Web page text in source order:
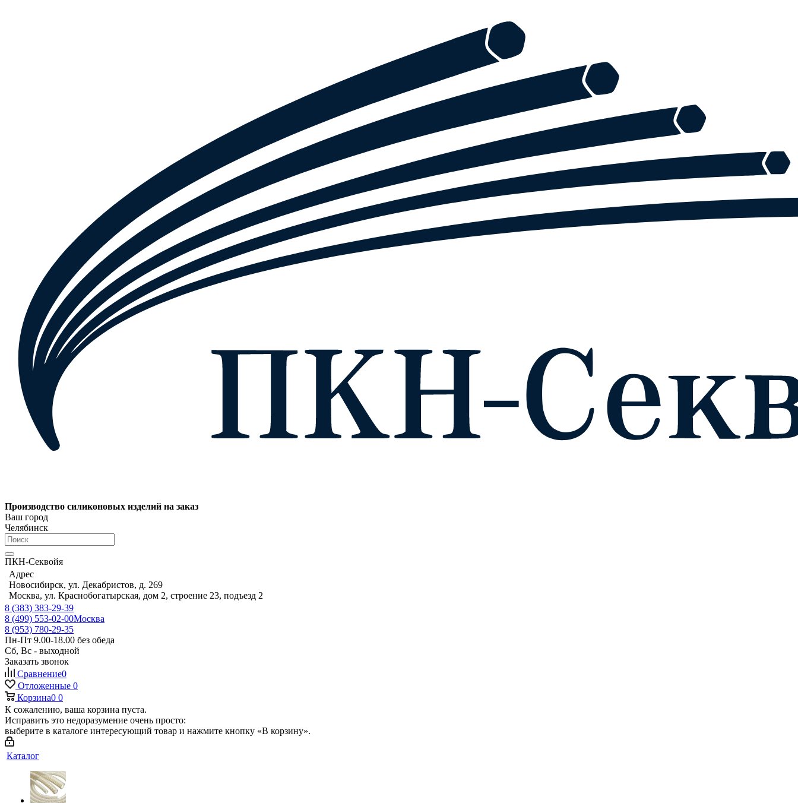
Производство силиконовых изделий на заказ
Ваш город
Челябинск
ПКН-Секвойя
Адрес
Новосибирск, ул. Декабристов, д. 269
Москва, ул. Краснобогатырская, дом 2, строение 23, подъезд 2
8 (383) 383-29-39
8 (499) 553-02-00Москва
8 (953) 780-29-35
Пн-Пт 9.00-18.00 без обеда
Сб, Вс - выходной
Заказать звонок
Сравнение0
Отложенные 0
Корзина0 0
К сожалению, ваша корзина пуста.
Исправить это недоразумение очень просто:
выберите в каталоге интересующий товар и нажмите кнопку «В корзину».
Каталог